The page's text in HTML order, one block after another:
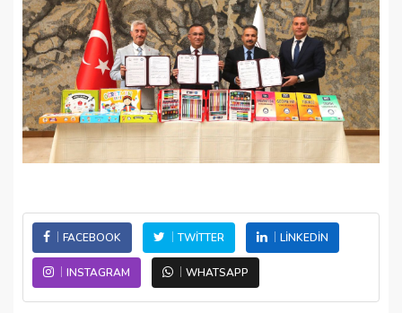
FACEBOOK TWITTER LINKEDIN
INSTAGRAM WHATSAPP